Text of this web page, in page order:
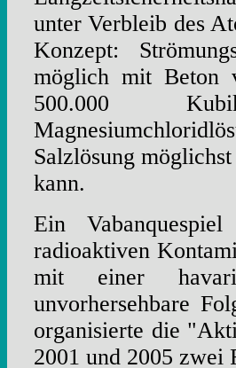
unter Verbleib des
Konzept:
möglich mit Beton
500.000
Salzlösung
kann.
Ein
radioaktiven
mit einer
unvorhersehbare
organisierte die
2001 und 2005 zwei